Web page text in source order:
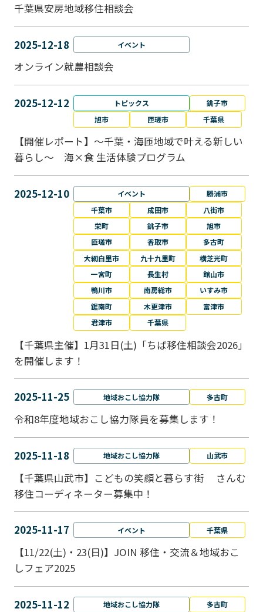
千葉県安房地域移住相談会
2025-12-18 イベント
オンライン就農相談会
2025-12-12 トピックス
銚子市
旭市
匝瑳市 千葉県
【開催レポート】～千葉・海匝地域で叶える新しい
暮らし～ 海×食 生活体験プログラム
2025-12-10 イベント
勝浦市
千葉市
成田市
八街市
栄町
銚子市
旭市
匝瑳市
香取市
多古町
大網白里市
九十九里町
横芝光町
一宮町
長生村
館山市
鴨川市
南房総市
いすみ市
鋸南町
木更津市
富津市
君津市
千葉県
【千葉県主催】1月31日(土)「ちば移住相談会2026」
を開催します！
2025-11-25 地域おこし協力隊 多古町
令和8年度地域おこし協力隊員を募集します！
2025-11-18 地域おこし協力隊 山武市
【千葉県山武市】こどもの笑顔と暮らす街 さんむ
移住コーディネーター募集中！
2025-11-17 イベント 千葉県
【11/22(土)・23(日)】JOIN 移住・交流＆地域おこ
しフェア2025
2025-11-12 地域おこし協力隊 多古町